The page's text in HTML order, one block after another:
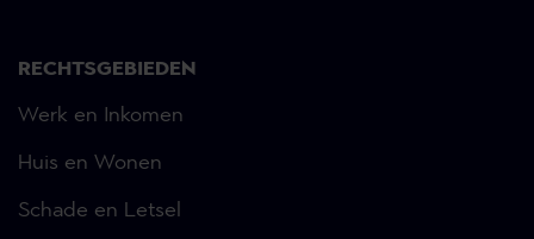
RECHTSGEBIEDEN
Werk en Inkomen
Huis en Wonen
Schade en Letsel